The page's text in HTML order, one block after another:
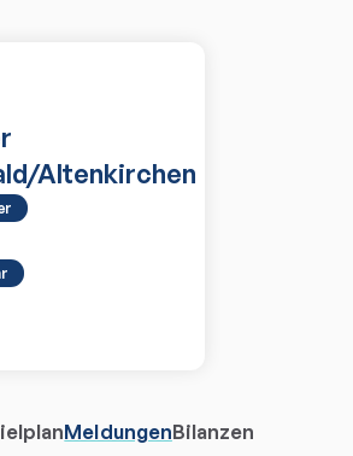
Altenkirchen
MeldungenBilanzen